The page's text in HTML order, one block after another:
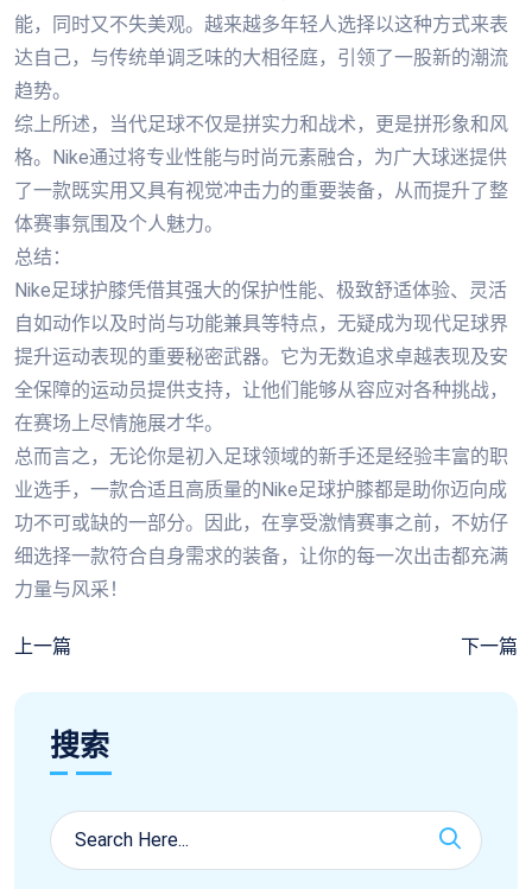
能，同时又不失美观。越来越多年轻人选择以这种方式来表
达自己，与传统单调乏味的大相径庭，引领了一股新的潮流
趋势。
综上所述，当代足球不仅是拼实力和战术，更是拼形象和风
格。Nike通过将专业性能与时尚元素融合，为广大球迷提供
了一款既实用又具有视觉冲击力的重要装备，从而提升了整
体赛事氛围及个人魅力。
总结：
Nike足球护膝凭借其强大的保护性能、极致舒适体验、灵活
自如动作以及时尚与功能兼具等特点，无疑成为现代足球界
提升运动表现的重要秘密武器。它为无数追求卓越表现及安
全保障的运动员提供支持，让他们能够从容应对各种挑战，
在赛场上尽情施展才华。
总而言之，无论你是初入足球领域的新手还是经验丰富的职
业选手，一款合适且高质量的Nike足球护膝都是助你迈向成
功不可或缺的一部分。因此，在享受激情赛事之前，不妨仔
细选择一款符合自身需求的装备，让你的每一次出击都充满
力量与风采！
上一篇 下一篇
搜索